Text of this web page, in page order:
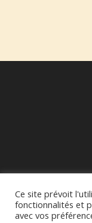
Ce site prévoit
fonctionnalités et
avec vos